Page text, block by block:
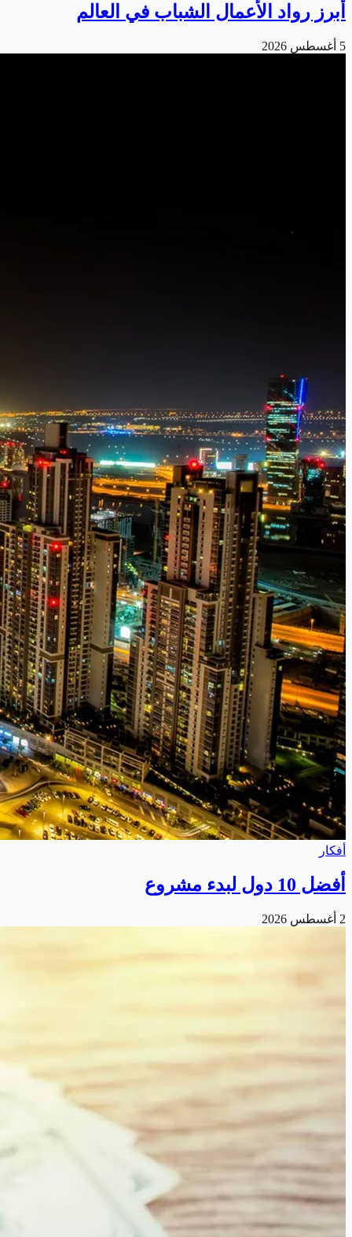
أبرز رواد الأعمال الشباب في العالم
5 أغسطس 2026
أفكار
أفضل 10 دول لبدء مشروع
2 أغسطس 2026